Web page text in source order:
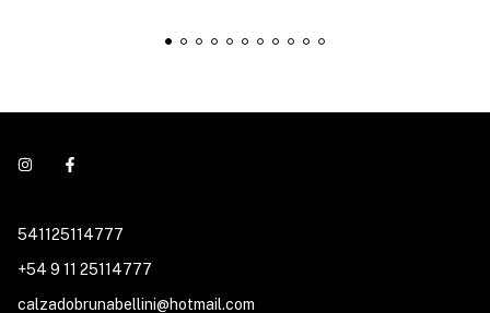
541125114777
+54 9 11 25114777
calzadobrunabellini@hotmail.com